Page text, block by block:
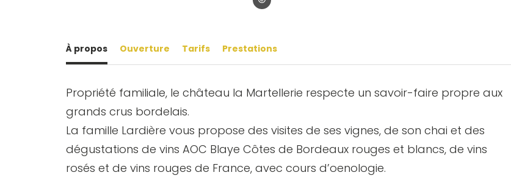
À propos Ouverture Tarifs Prestations
Propriété familiale, le château la Martellerie respecte un savoir-faire propre aux
grands crus bordelais.
La famille Lardière vous propose des visites de ses vignes, de son chai et des
dégustations de vins AOC Blaye Côtes de Bordeaux rouges et blancs, de vins
rosés et de vins rouges de France, avec cours d’oenologie.